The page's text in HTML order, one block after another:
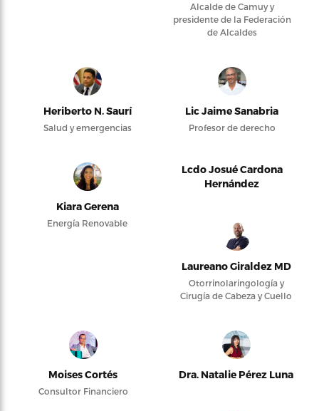
Alcalde de Camuy y
presidente de la Federación
de Alcaldes
Heriberto N. Saurí
Salud y emergencias
Lic Jaime Sanabria
Profesor de derecho
Kiara Gerena
Energía Renovable
Lcdo Josué Cardona
Hernández
Laureano Giraldez MD
Otorrinolaringología y
Cirugía de Cabeza y Cuello
Moises Cortés
Consultor Financiero
Dra. Natalie Pérez Luna